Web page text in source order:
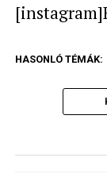
HASONLÓ TÉMÁK: